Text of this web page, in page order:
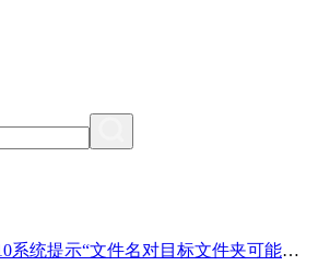
文件名对目标文件夹可能太长，你可以缩短文件名”的问题